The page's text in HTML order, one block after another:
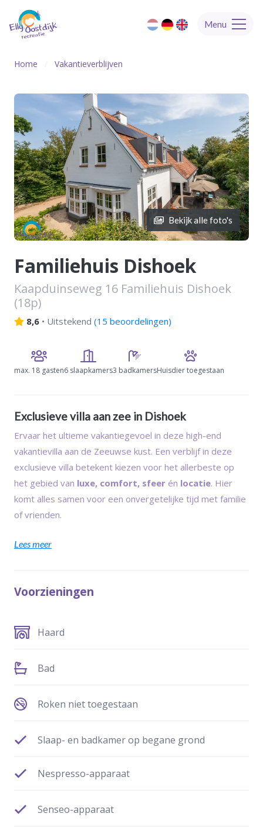
Menu
Home Vakantieverblijven
Bekijk alle foto's
Familiehuis Dishoek
Kaapduinseweg 16 Familiehuis Dishoek
(18p)
8,6 • Uitstekend (15 beoordelingen)
max. 18 gasten6 slaapkamers3 badkamersHuisdier toegestaan
Exclusieve villa aan zee in Dishoek
Ervaar het ultieme vakantiegevoel in deze high-end
vakantievilla aan de Zeeuwse kust. Een verblijf in deze
exclusieve villa betekent kiezen voor het allerbeste op
het gebied van luxe, comfort, sfeer én locatie. Hier
komt alles samen voor een onvergetelijke tijd met familie
of vrienden.
Lees meer
Voorzieningen
Haard
Bad
Roken niet toegestaan
Slaap- en badkamer op begane grond
Nespresso-apparaat
Senseo-apparaat